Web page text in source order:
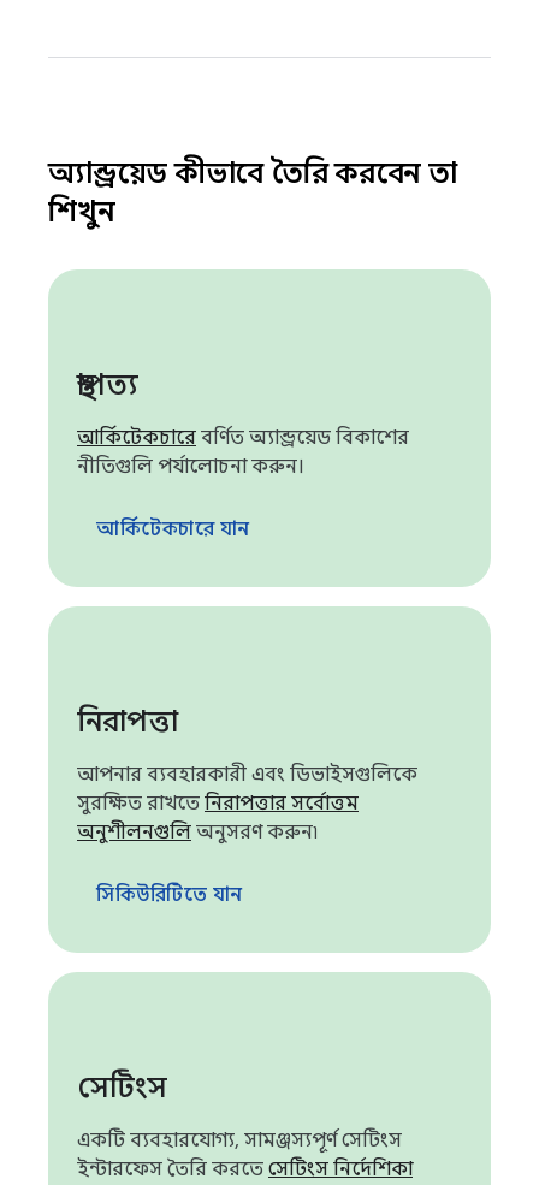
অ্যান্ড্রয়েড কীভাবে তৈরি করবেন তা
শিখুন
স্থাপত্য
আর্কিটেকচারে বর্ণিত অ্যান্ড্রয়েড বিকাশের
নীতিগুলি পর্যালোচনা করুন।
আর্কিটেকচারে যান
নিরাপত্তা
আপনার ব্যবহারকারী এবং ডিভাইসগুলিকে
সুরক্ষিত রাখতে নিরাপত্তার সর্বোত্তম
অনুশীলনগুলি অনুসরণ করুন৷
সিকিউরিটিতে যান
সেটিংস
একটি ব্যবহারযোগ্য, সামঞ্জস্যপূর্ণ সেটিংস
ইন্টারফেস তৈরি করতে সেটিংস নির্দেশিকা